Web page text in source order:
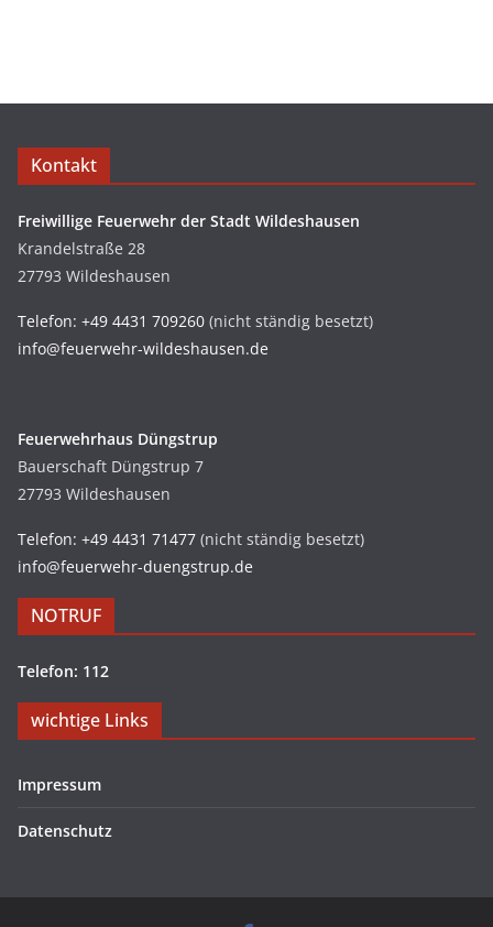
Kontakt
Freiwillige Feuerwehr der Stadt Wildeshausen
Krandelstraße 28
27793 Wildeshausen
Telefon: +49 4431 709260 (nicht ständig besetzt)
info@feuerwehr-wildeshausen.de
Feuerwehrhaus Düngstrup
Bauerschaft Düngstrup 7
27793 Wildeshausen
Telefon: +49 4431 71477 (nicht ständig besetzt)
info@feuerwehr-duengstrup.de
NOTRUF
Telefon: 112
wichtige Links
Impressum
Datenschutz